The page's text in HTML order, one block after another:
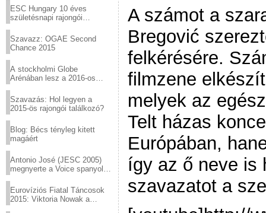
sztárjai a Margitszigeten
ESC Hungary 10 éves
születésnapi rajongói
Szavazz: OGAE Second
Chance 2015
A stockholmi Globe
Arénában lesz a 2016-os
Szavazás: Hol legyen a
2015-ös rajongói találkozó?
Blog: Bécs tényleg kitett
magáért
Antonio José (JESC 2005)
megnyerte a Voice spanyol
Eurovíziós Fiatal Táncosok
2015: Viktoria Nowak a
A számot a
Bregović
felkérésére.
filmzene
melyek az
Telt házas
Európában,
így az ő neve is
szavazatot a